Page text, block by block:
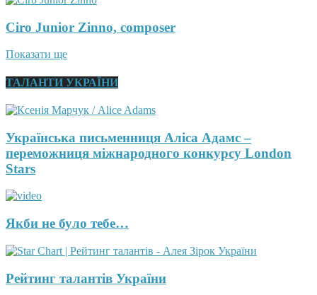
Ciro Junior Zinno, composer
Показати ще
ТАЛАНТИ УКРАЇНИ
Українська письменниця Аліса Адамс –
переможниця міжнародного конкурсу London
Stars
Якби не було тебе…
Рейтинг талантів України